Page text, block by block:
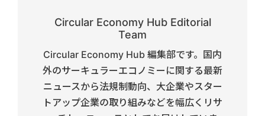
Circular Economy Hub Editorial
Team
Circular Economy Hub 編集部です。国内
外のサーキュラーエコノミーに関する最新
ニュースから法規制動向、大企業やスター
トアップ企業の取り組みなどを幅広くリサ